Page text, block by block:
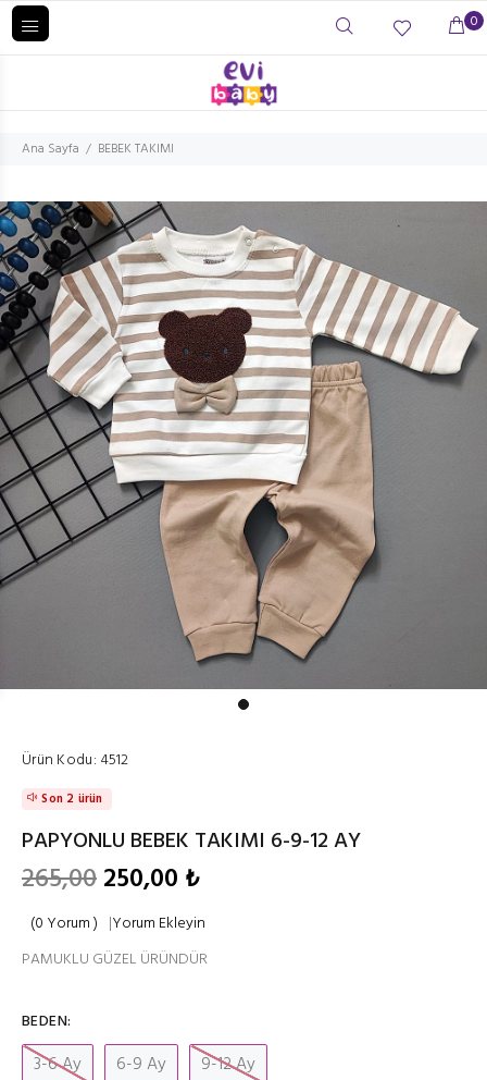
0
Ana Sayfa BEBEK TAKIMI
Ürün Kodu: 4512
Son 2 ürün
PAPYONLU BEBEK TAKIMI 6-9-12 AY
265,00250,00 ₺
(0 Yorum ) |Yorum Ekleyin
PAMUKLU GÜZEL ÜRÜNDÜR
BEDEN:
3-6 Ay 6-9 Ay 9-12 Ay